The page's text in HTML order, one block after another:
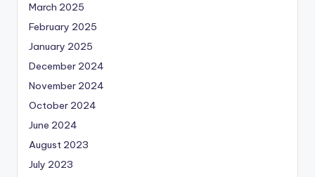
March 2025
February 2025
January 2025
December 2024
November 2024
October 2024
June 2024
August 2023
July 2023